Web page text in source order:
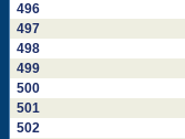
496
497
498
499
500
501
502